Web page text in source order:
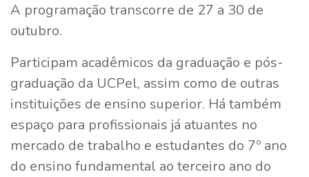
A programação transcorre de 27 a 30 de
outubro.
Participam acadêmicos da graduação e pós-
graduação da UCPel, assim como de outras
instituições de ensino superior. Há também
espaço para profissionais já atuantes no
mercado de trabalho e estudantes do 7º ano
do ensino fundamental ao terceiro ano do